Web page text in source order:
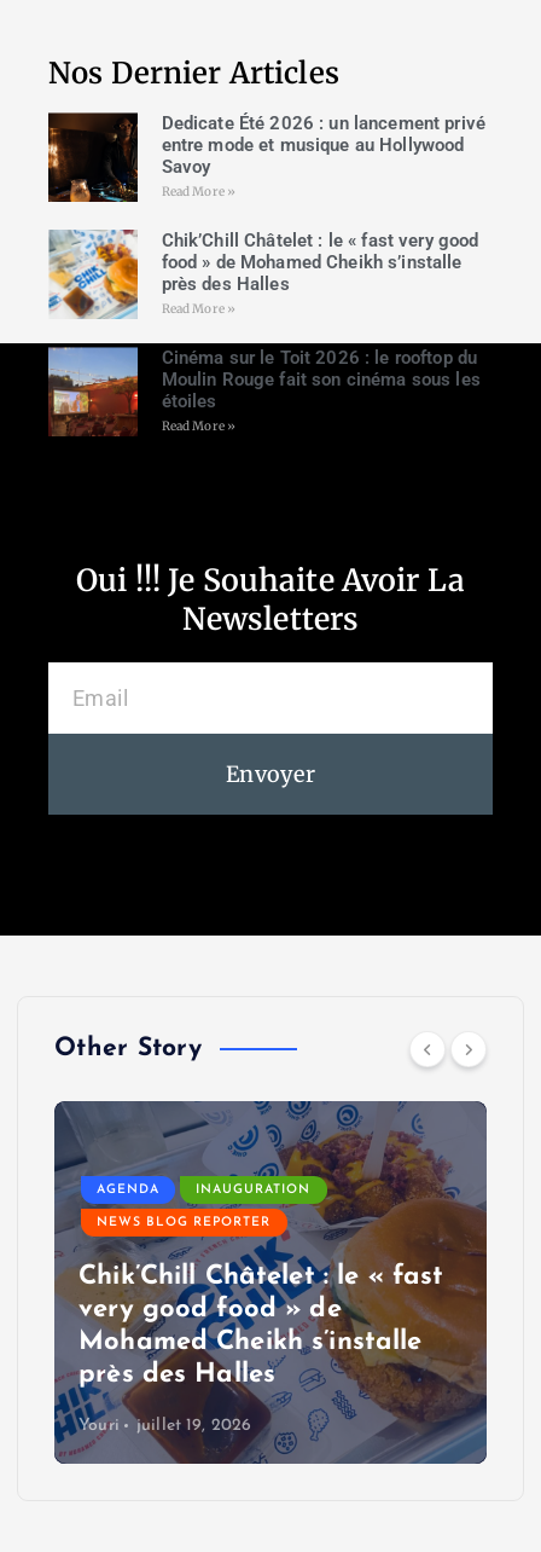
Nos Dernier Articles
Dedicate Été 2026 : un lancement privé
entre mode et musique au Hollywood
Savoy
Read More »
Chik’Chill Châtelet : le « fast very good
food » de Mohamed Cheikh s’installe
près des Halles
Read More »
Cinéma sur le Toit 2026 : le rooftop du
Moulin Rouge fait son cinéma sous les
étoiles
Read More »
Oui !!! Je Souhaite Avoir La
Newsletters
Envoyer
Other Story
AGENDA INAUGURATION
NEWS BLOG REPORTER
Chik’Chill Châtelet : le « fast
very good food » de
Mohamed Cheikh s’installe
près des Halles
Youri juillet 19, 2026